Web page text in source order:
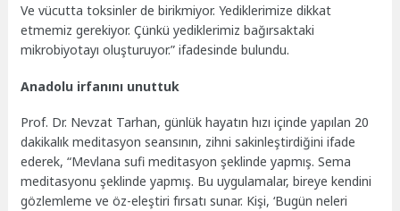
Ve vücutta toksinler de birikmiyor. Yediklerimize dikkat
etmemiz gerekiyor. Çünkü yediklerimiz bağırsaktaki
mikrobiyotayı oluşturuyor.” ifadesinde bulundu.
Anadolu irfanını unuttuk
Prof. Dr. Nevzat Tarhan, günlük hayatın hızı içinde yapılan 20
dakikalık meditasyon seansının, zihni sakinleştirdiğini ifade
ederek, “Mevlana sufi meditasyon şeklinde yapmış. Sema
meditasyonu şeklinde yapmış. Bu uygulamalar, bireye kendini
gözlemleme ve öz-eleştiri fırsatı sunar. Kişi, ‘Bugün neleri